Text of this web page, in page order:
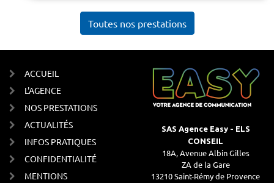
Toutes nos prestations
ACCUEIL
L'AGENCE
NOS PRESTATIONS
ACTUALITÉS
INFOS PRATIQUES
CONFIDENTIALITÉ
MENTIONS
SAS Agence Easy - ELS
CONSEIL
18A, Avenue Albin Gilles
ZA de la Gare
13210 Saint-Rémy de Provence